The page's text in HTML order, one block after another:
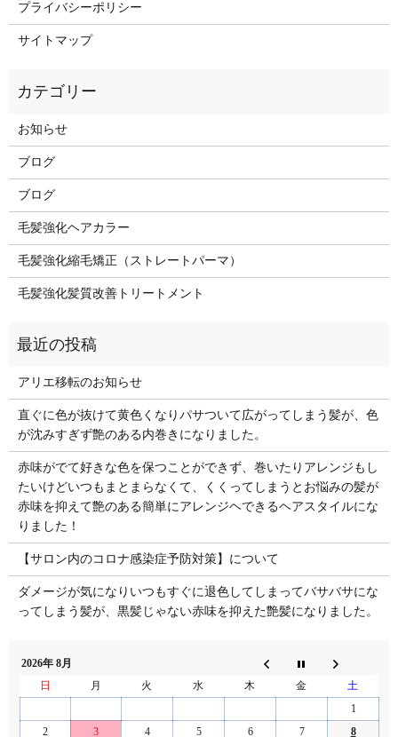
プライバシーポリシー
サイトマップ
お知らせ
ブログ
ブログ
毛髪強化ヘアカラー
毛髪強化縮毛矯正（ストレートパーマ）
毛髪強化髪質改善トリートメント
アリエ移転のお知らせ
直ぐに色が抜けて黄色くなりパサついて広がってしまう髪が、色
が沈みすぎず艶のある内巻きになりました。
赤味がでて好きな色を保つことができず、巻いたりアレンジもし
たいけどいつもまとまらなくて、くくってしまうとお悩みの髪が
赤味を抑えて艶のある簡単にアレンジヘできるヘアスタイルにな
りました！
【サロン内のコロナ感染症予防対策】について
ダメージが気になりいつもすぐに退色してしまってバサバサにな
ってしまう髪が、黒髪じゃない赤味を抑えた艶髪になりました。
2026年 8月
日
月 火 水 木 金
土
1
2
3 4 5 6 7 8